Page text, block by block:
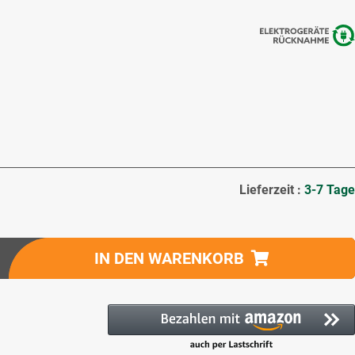
Lieferzeit : 3-7 Tage
IN DEN WARENKORB